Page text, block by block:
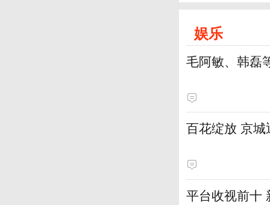
娱乐
毛阿敏、韩磊
百花绽放 京
平台收视前十